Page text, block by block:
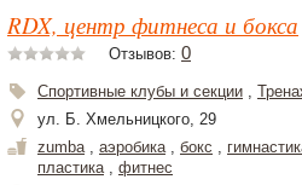
RDX, центр фитнеса и бокса
Отзывов: 0
Спортивные клубы и секции ,
ул. Б. Хмельницкого, 29
zumba, аэробика, бокс ,
пластика, фитнес